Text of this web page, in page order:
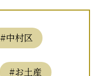
#中村区
#お土産